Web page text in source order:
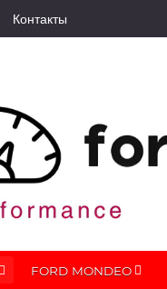
Контакты
FORD MONDEO